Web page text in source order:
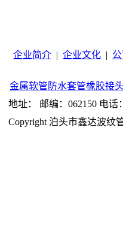
企业简介 | 企业文化 |
金属软管 防水套管橡胶接
地址： 邮编：062150 电话
Copyright 泊头市鑫达波纹